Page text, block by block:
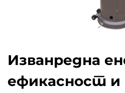
Изванредна
ефикасност